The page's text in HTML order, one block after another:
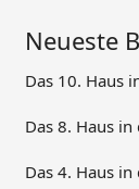
Neueste
Das 10. Haus
Das 8. Haus
Das 4. Haus